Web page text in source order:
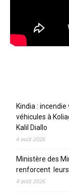
Kindia :
véhicules à
Kalil Diallo
4 août 2026
Ministère des
renforcent leurs
4 août 2026